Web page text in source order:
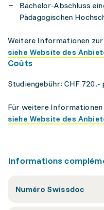
Bachelor-Abschluss
Pädagogischen
Weitere Informationen zur
siehe Website des
Coûts
Studiengebühr: CHF
Für weitere Informationen
siehe Website des
Informations
Numéro Swissdoc